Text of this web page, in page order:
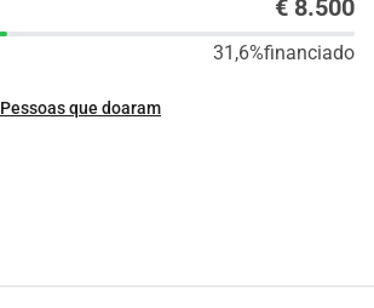
€ 8.500
31,6%financiado
Pessoas que doaram